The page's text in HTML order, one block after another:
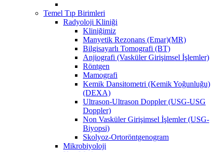
Temel Tıp Birimleri
Radyoloji Kliniği
Kliniğimiz
Manyetik Rezonans (Emar)(MR)
Bilgisayarlı Tomografi (BT)
Anjiografi (Vasküler Girişimsel İşlemler)
Röntgen
Mamografi
Kemik Dansitometri (Kemik Yoğunluğu)
(DEXA)
Ultrason-Ultrason Doppler (USG-USG
Doppler)
Non Vasküler Girişimsel İşlemler (USG-
Biyopsi)
Skolyoz-Ortoröntgenogram
Mikrobiyoloji